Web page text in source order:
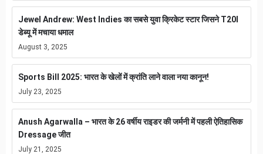
Jewel Andrew: West Indies का सबसे युवा क्रिकेट स्टार जिसने T20I
डेब्यू में मचाया धमाल
August 3, 2025
Sports Bill 2025: भारत के खेलों में क्रांति लाने वाला नया कानून!
July 23, 2025
Anush Agarwalla – भारत के 26 वर्षीय राइडर की जर्मनी में पहली ऐतिहासिक
Dressage जीत
July 21, 2025